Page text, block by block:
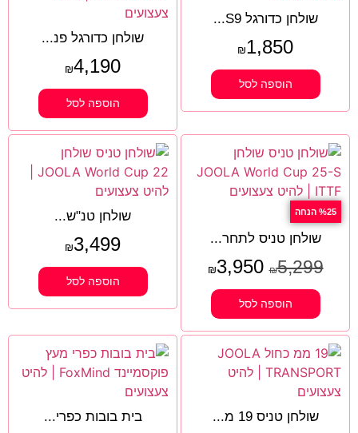
שולחן כדורגל S9...
₪1,850
הוספה לסל
שולחן כדורגל פנ...
₪4,190
הוספה לסל
%25 הנחה
שולחן טניס לתחר...
₪5,299
₪3,950
הוספה לסל
שולחן טנ"ש...
₪3,499
הוספה לסל
שולחן טניס 19 מ... בית בובות כפרי...